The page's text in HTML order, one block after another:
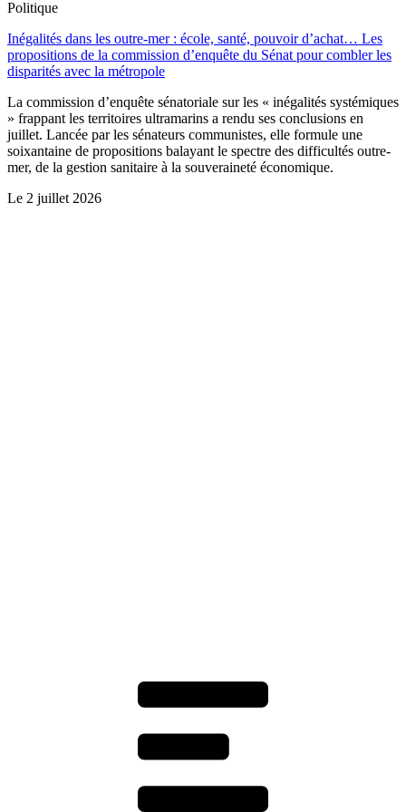
Politique
Inégalités dans les outre-mer : école, santé, pouvoir d’achat… Les
propositions de la commission d’enquête du Sénat pour combler les
disparités avec la métropole
La commission d’enquête sénatoriale sur les « inégalités systémiques
» frappant les territoires ultramarins a rendu ses conclusions en
juillet. Lancée par les sénateurs communistes, elle formule une
soixantaine de propositions balayant le spectre des difficultés outre-
mer, de la gestion sanitaire à la souveraineté économique.
Le 2 juillet 2026